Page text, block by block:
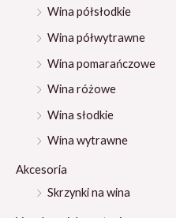
Wina półsłodkie
Wina półwytrawne
Wina pomarańczowe
Wina różowe
Wina słodkie
Wina wytrawne
Akcesoria
Skrzynki na wina